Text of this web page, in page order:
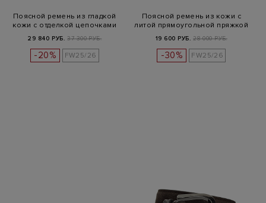
Поясной ремень из гладкой
кожи с отделкой цепочками
29 840 РУБ. 37 300 РУБ.
-20% FW25/26
Поясной ремень из кожи с
литой прямоугольной пряжкой
19 600 РУБ. 28 000 РУБ.
-30% FW25/26